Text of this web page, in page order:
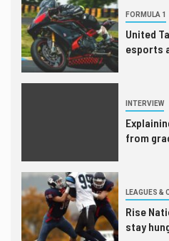
FORMULA 1
United
esports
INTERVIEW
from
LEAGUES &
Rise
stay